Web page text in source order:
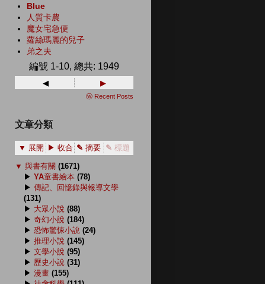
Blue
人質卡農
魔女宅急便
蘿絲瑪麗的兒子
弟之夫
編號 1-10, 總共: 1949
◂ ▸
ⓦ Recent Posts
文章分類
▼ 展開 ▶ 收合 ✎ 摘要 ✎ 標題
▼ 與書有關 (1671)
▶ YA童書繪本 (78)
▶ 傳記、回憶錄與報導文學
(131)
▶ 大眾小說 (88)
▶ 奇幻小說 (184)
▶ 恐怖驚悚小說 (24)
▶ 推理小說 (145)
▶ 文學小說 (95)
▶ 歷史小說 (31)
▶ 漫畫 (155)